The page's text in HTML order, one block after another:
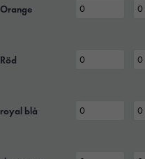
Orange
Röd
royal blå